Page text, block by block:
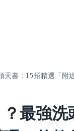
天書：15招精選「附
最強